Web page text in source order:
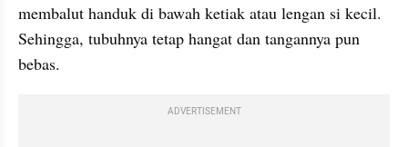
membalut handuk di bawah ketiak atau lengan si kecil.
Sehingga, tubuhnya tetap hangat dan tangannya pun
bebas.
ADVERTISEMENT